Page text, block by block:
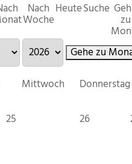
Nach
Woche
HeuteSuche
zu
Gehe zu
Mittwoch Donnerstag
25 26